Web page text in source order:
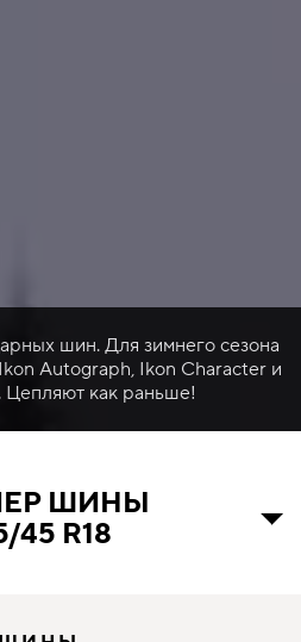
шин. Для зимнего сезона
Autograph, Ikon Character и
как раньше!
ШИНЫ
45 R18